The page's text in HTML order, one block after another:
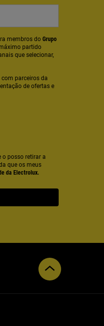
membros do Grupo
partido
que selecionar,
parceiros da
de ofertas e
o posso retirar a
que os meus
da Electrolux.